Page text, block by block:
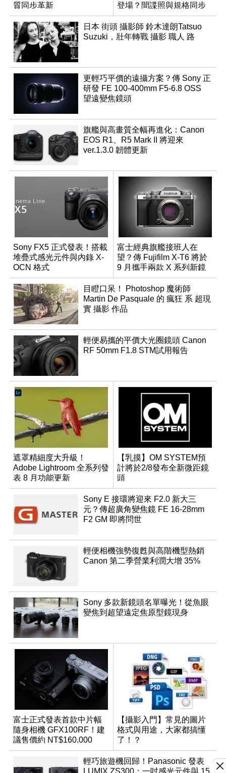
質同步革新
登場？間諜照與規格同步
流出
日本 街頭 攝影師 鈴木達朗Tatsuo
Suzuki，壯年轉戰 攝影 職人 路
更輕巧平價的遠攝方案？傳 Sony 正
研發 FE 100-400mm F5-6.8 OSS
望遠變焦鏡頭
旗艦與高畫質全幅再進化：Canon
EOS R1、R5 Mark II 將迎來
ver.1.3.0 韌體更新
Sony FX5 正式發表！搭載
堆疊式感光元件與內錄 X-
OCN 格式
富士經典旗艦接班人在
望？傳 Fujifilm X-T6 將於
9 月攜手兩款 X 系列新鏡
頭登場
目瞪口呆！ Photoshop 魔術師
Martin De Pasquale 的 瘋狂 系 超現
實 攝影 作品
輕便易攜的平價大光圈鏡頭 Canon
RF 50mm F1.8 STM試用報告
遮罩精細度大升級！
Adobe Lightroom 全系列發
表 8 月功能更新
【乳摸】OM SYSTEM預
計將於2/8發布全新微距鏡
頭
Sony E 接環將迎來 F2.0 新大三
元？傳超廣角變焦鏡 FE 16-28mm
F2 GM 即將問世
輕便相機強勢復甦與高階機型熱銷
Canon 第二季營業利潤大增 35%
Sony 多款新鏡頭名單曝光！從魚眼
變焦到超望遠定焦原型鏡現身
富士正式發表首款中片幅
隨身相機 GFX100RF！建
議售價約 NT$160,000
【攝影入門】常見的圖片
格式與用途，大家都搞懂
了！？
輕巧旅遊機回歸！Panasonic 發表
LUMIX ZS300：一吋感光元件與 15